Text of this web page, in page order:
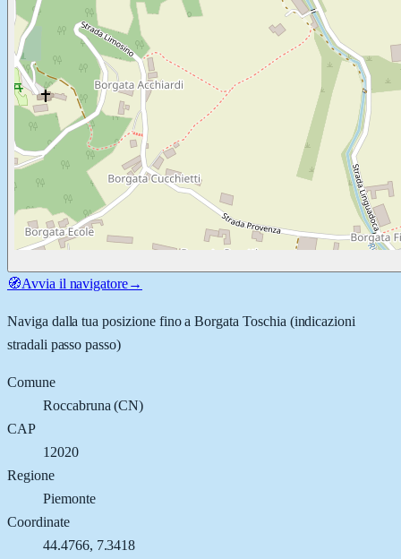
🧭Avvia il navigatore→
Naviga dalla tua posizione fino aBorgata Toschia (indicazioni
stradali passo passo)
Comune
Roccabruna (CN)
CAP
12020
Regione
Piemonte
Coordinate
44.4766, 7.3418